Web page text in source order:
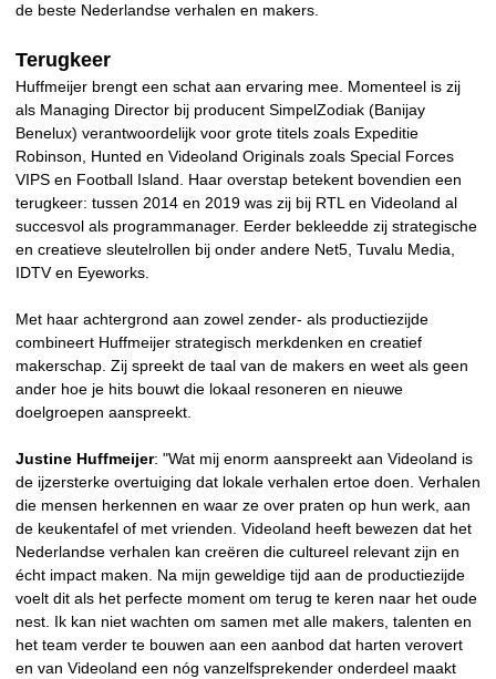
de beste Nederlandse verhalen en makers.
Terugkeer
Huffmeijer brengt een schat aan ervaring mee. Momenteel is zij
als Managing Director bij producent SimpelZodiak (Banijay
Benelux) verantwoordelijk voor grote titels zoals Expeditie
Robinson, Hunted en Videoland Originals zoals Special Forces
VIPS en Football Island. Haar overstap betekent bovendien een
terugkeer: tussen 2014 en 2019 was zij bij RTL en Videoland al
succesvol als programmanager. Eerder bekleedde zij strategische
en creatieve sleutelrollen bij onder andere Net5, Tuvalu Media,
IDTV en Eyeworks.
Met haar achtergrond aan zowel zender- als productiezijde
combineert Huffmeijer strategisch merkdenken en creatief
makerschap. Zij spreekt de taal van de makers en weet als geen
ander hoe je hits bouwt die lokaal resoneren en nieuwe
doelgroepen aanspreekt.
Justine Huffmeijer: "Wat mij enorm aanspreekt aan Videoland is
de ijzersterke overtuiging dat lokale verhalen ertoe doen. Verhalen
die mensen herkennen en waar ze over praten op hun werk, aan
de keukentafel of met vrienden. Videoland heeft bewezen dat het
Nederlandse verhalen kan creëren die cultureel relevant zijn en
écht impact maken. Na mijn geweldige tijd aan de productiezijde
voelt dit als het perfecte moment om terug te keren naar het oude
nest. Ik kan niet wachten om samen met alle makers, talenten en
het team verder te bouwen aan een aanbod dat harten verovert
en van Videoland een nóg vanzelfsprekender onderdeel maakt